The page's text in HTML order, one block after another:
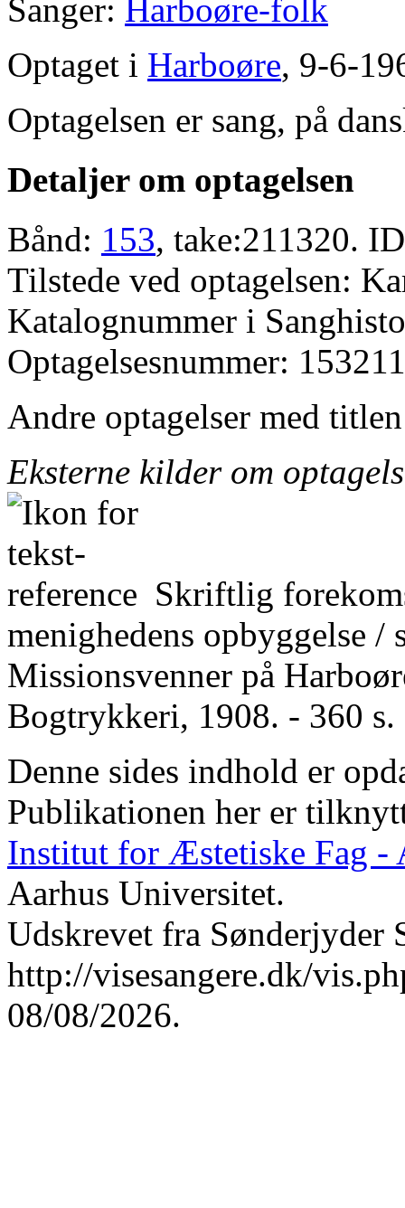
Sanger: Harboøre-folk
Optaget i Harboøre, 9-6-
Optagelsen er sang, på
Detaljer om optagelsen
Bånd: 153, take:211320.
Tilstede ved optagelsen:
Katalognummer i
Optagelsesnummer:
Andre optagelser med
Eksterne kilder om
Skriftlig
menighedens opbyggelse /
Missionsvenner på
Bogtrykkeri, 1908. - 360 s.
Denne sides indhold er
Publikationen her er
Institut for Æstetiske Fag -
Aarhus Universitet.
Udskrevet fra Sønderjyder
http://visesangere.dk/
08/08/2026.